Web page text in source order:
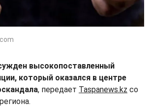
высокопоставленный
который оказался в центре
, передает Taspanews.kz со
региона.